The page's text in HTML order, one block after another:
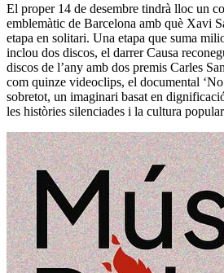
El proper 14 de desembre tindrà lloc un
emblemàtic de Barcelona amb què Xavi
etapa en solitari. Una etapa que suma
inclou dos discos, el darrer Causa
discos de l’any amb dos premis Carles
com quinze videoclips, el documental ‘No
sobretot, un imaginari basat en
les històries silenciades i la cultura